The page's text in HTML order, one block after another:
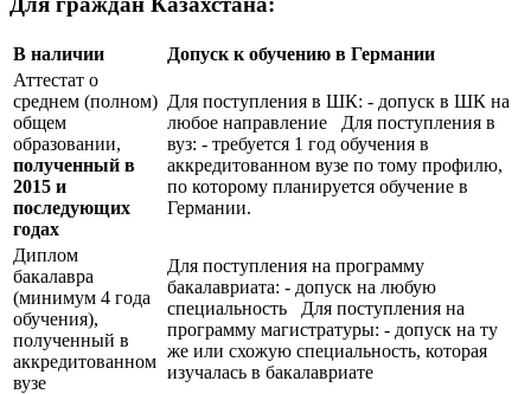
В наличии
Допуск к обучению в Германии
Аттестат о
среднем (полном)
общем
образовании,
полученный в
2015 и
последующих
годах
Для поступления в ШК: - допуск в ШК на
любое направление Для поступления в
вуз: - требуется 1 год обучения в
аккредитованном вузе по тому профилю,
по которому планируется обучение в
Германии.
Диплом
бакалавра
(минимум 4 года
обучения),
полученный в
аккредитованном
вузе
Для поступления на программу
бакалавриата: - допуск на любую
специальность Для поступления на
программу магистратуры: - допуск на ту
же или схожую специальность, которая
изучалась в бакалавриате